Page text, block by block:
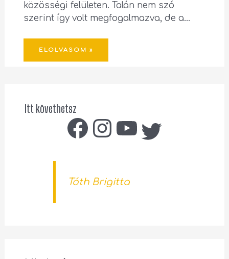
közösségi felületen. Talán nem szó
szerint így volt megfogalmazva, de a…
ELOLVASOM »
Itt követhetsz
Tóth Brigitta